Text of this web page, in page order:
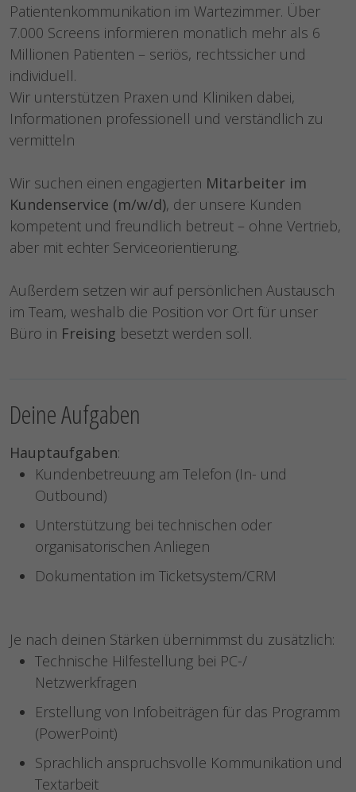
Patientenkommunikation im Wartezimmer. Über
7.000 Screens informieren monatlich mehr als 6
Millionen Patienten – seriös, rechtssicher und
individuell.
Wir unterstützen Praxen und Kliniken dabei,
Informationen professionell und verständlich zu
vermitteln
Wir suchen einen engagierten Mitarbeiter im
Kundenservice (m/w/d), der unsere Kunden
kompetent und freundlich betreut – ohne Vertrieb,
aber mit echter Serviceorientierung.
Außerdem setzen wir auf persönlichen Austausch
im Team, weshalb die Position vor Ort für unser
Büro in Freising besetzt werden soll.
Deine Aufgaben
Hauptaufgaben:
Kundenbetreuung am Telefon (In- und
Outbound)
Unterstützung bei technischen oder
organisatorischen Anliegen
Dokumentation im Ticketsystem/CRM
Je nach deinen Stärken übernimmst du zusätzlich:
Technische Hilfestellung bei PC-/
Netzwerkfragen
Erstellung von Infobeiträgen für das Programm
(PowerPoint)
Sprachlich anspruchsvolle Kommunikation und
Textarbeit